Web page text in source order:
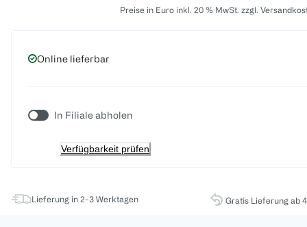
Preise in Euro inkl. 20 % MwSt. zzgl.
Online lieferbar
In Filiale abholen
Verfügbarkeit prüfen
Lieferung in 2-3 Werktagen Gratis Lieferung ab